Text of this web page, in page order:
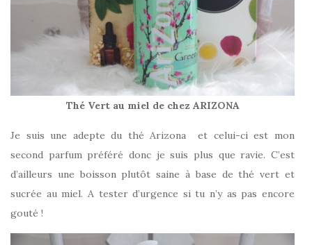
Thé Vert au miel de chez ARIZONA
Je suis une adepte du thé Arizona et celui-ci est mon
second parfum préféré donc je suis plus que ravie. C’est
d’ailleurs une boisson plutôt saine à base de thé vert et
sucrée au miel. A tester d’urgence si tu n’y as pas encore
gouté !